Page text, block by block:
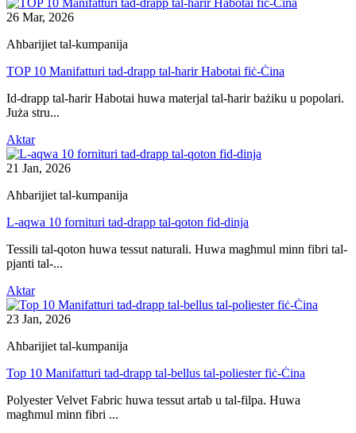
26 Mar, 2026
Aħbarijiet tal-kumpanija
TOP 10 Manifatturi tad-drapp tal-ħarir Habotai fiċ-Ċina
Id-drapp tal-ħarir Habotai huwa materjal tal-ħarir bażiku u popolari.
Juża stru...
Aktar
21 Jan, 2026
Aħbarijiet tal-kumpanija
L-aqwa 10 fornituri tad-drapp tal-qoton fid-dinja
Tessili tal-qoton huwa tessut naturali. Huwa magħmul minn fibri tal-
pjanti tal-...
Aktar
23 Jan, 2026
Aħbarijiet tal-kumpanija
Top 10 Manifatturi tad-drapp tal-bellus tal-poliester fiċ-Ċina
Polyester Velvet Fabric huwa tessut artab u tal-filpa. Huwa
magħmul minn fibri ...